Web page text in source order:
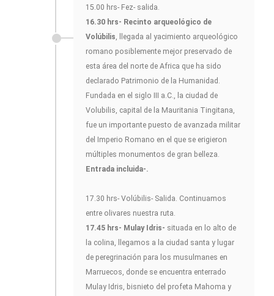
15.00 hrs- Fez- salida.
16.30 hrs- Recinto arqueológico de
Volúbilis , llegada al yacimiento arqueológico
romano posiblemente mejor preservado de
esta área del norte de Africa que ha sido
declarado Patrimonio de la Humanidad.
Fundada en el siglo III a.C., la ciudad de
Volubilis, capital de la Mauritania Tingitana,
fue un importante puesto de avanzada militar
del Imperio Romano en el que se erigieron
múltiples monumentos de gran belleza.
Entrada incluida-.
17.30 hrs- Volúbilis- Salida. Continuamos
entre olivares nuestra ruta.
17.45 hrs- Mulay Idris- situada en lo alto de
la colina, llegamos a la ciudad santa y lugar
de peregrinación para los musulmanes en
Marruecos, donde se encuentra enterrado
Mulay Idris, bisnieto del profeta Mahoma y